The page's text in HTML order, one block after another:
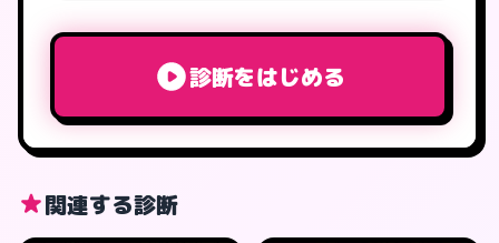
診断をはじめる
関連する診断